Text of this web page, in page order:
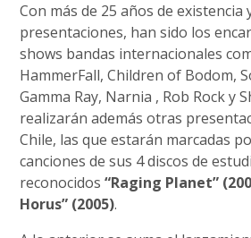
Con más de 25 años de existencia
presentaciones, han sido los
shows bandas internacionales
HammerFall, Children of Bodom,
Gamma Ray, Narnia , Rob Rock y
realizarán además otras
Chile, las que estarán marcadas
canciones de sus 4 discos de
reconocidos“Raging Planet”
Horus” (2005).